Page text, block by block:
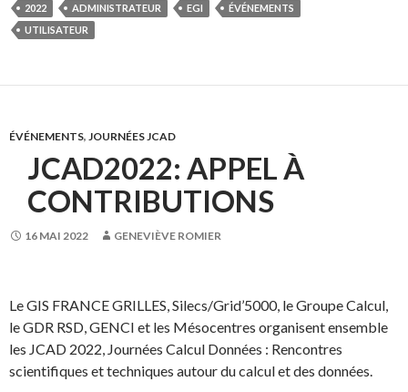
2022 ADMINISTRATEUR EGI
ÉVÉNEMENTS
UTILISATEUR
ÉVÉNEMENTS, JOURNÉES JCAD
JCAD2022: APPEL À
CONTRIBUTIONS
16 MAI 2022 GENEVIÈVE ROMIER
Le GIS FRANCE GRILLES, Silecs/Grid’5000, le Groupe Calcul,
le GDR RSD, GENCI et les Mésocentres organisent ensemble
les JCAD 2022, Journées Calcul Données : Rencontres
scientifiques et techniques autour du calcul et des données.